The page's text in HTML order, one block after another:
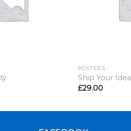
POSTERS
Ship Your Idea
£29.00